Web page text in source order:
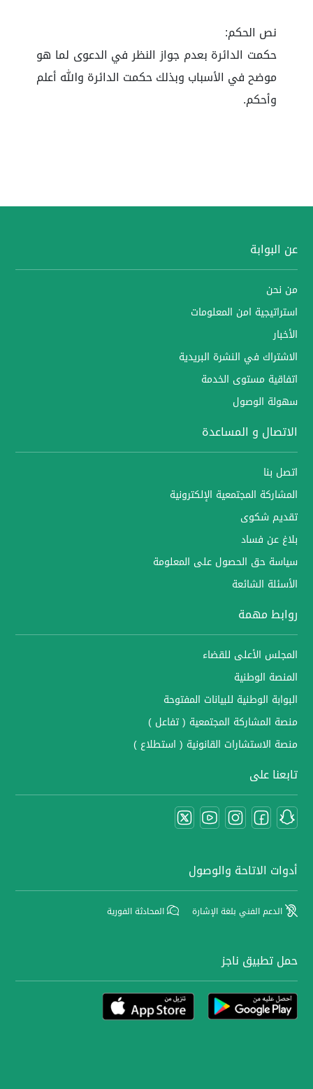
نص الحكم:
حكمت الدائرة بعدم جواز النظر في الدعوى لما هو
موضح في الأسباب وبذلك حكمت الدائرة والله أعلم
وأحكم.
عن البوابة
من نحن
استراتيجية امن المعلومات
الأخبار
الاشتراك في النشرة البريدية
اتفاقية مستوى الخدمة
سهولة الوصول
الاتصال و المساعدة
اتصل بنا
المشاركة المجتمعية الإلكترونية
تقديم شكوى
بلاغ عن فساد
سياسة حق الحصول على المعلومة
الأسئلة الشائعة
روابط مهمة
المجلس الأعلى للقضاء
المنصة الوطنية
البوابة الوطنية للبيانات المفتوحة
منصة المشاركة المجتمعية ( تفاعل )
منصة الاستشارات القانونية ( استطلاع )
تابعنا على
أدوات الاتاحة والوصول
الدعم الفني بلغة الإشارة المحادثة الفورية
حمل تطبيق ناجز